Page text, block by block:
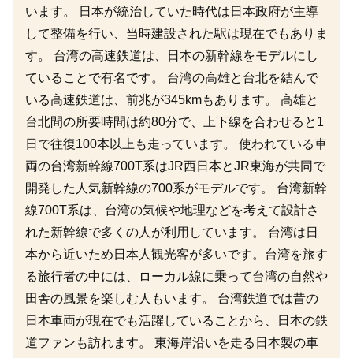
います。 日本が統治していた時代は日本政府が主導
して整備を行い、当時建設された駅は現在でもありま
す。 台湾の高速鉄道は、日本の新幹線をモデルにし
ていることで有名です。 台湾の高雄と台北を結んで
いる高速鉄道は、前兆が345kmもあります。 高雄と
台北間の所要時間は約80分で、上下線を合わせると1
日で往復100本以上も走っています。 使われている車
両の台湾新幹線700T系はJR西日本とJR東海が共同で
開発した人気新幹線の700系がモデルです。 台湾新幹
線700T系は、台湾の気候や地理などを考えて設計さ
れた新幹線で多くの人が利用しています。 台湾は日
本から近いため日本人観光客が多いです。台湾を旅す
る旅行者の中には、ローカル線に乗って台湾の自然や
田舎の風景を楽しむ人もいます。 台湾鉄道では昔の
日本車両が現在でも活躍していることから、日本の鉄
道ファンも訪れます。 東海岸沿いを走る日本製の車